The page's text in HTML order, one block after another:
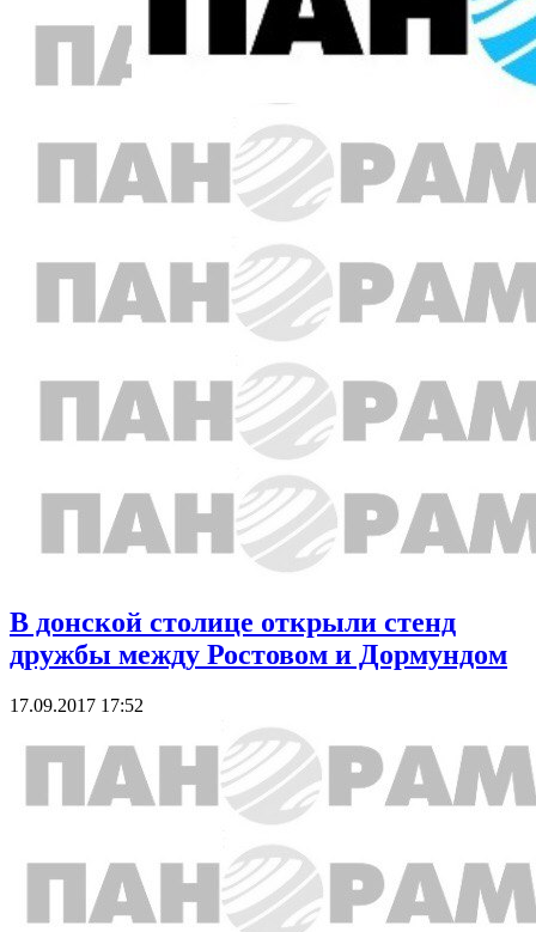
В донской столице открыли стенд
дружбы между Ростовом и Дормундом
17.09.2017 17:52